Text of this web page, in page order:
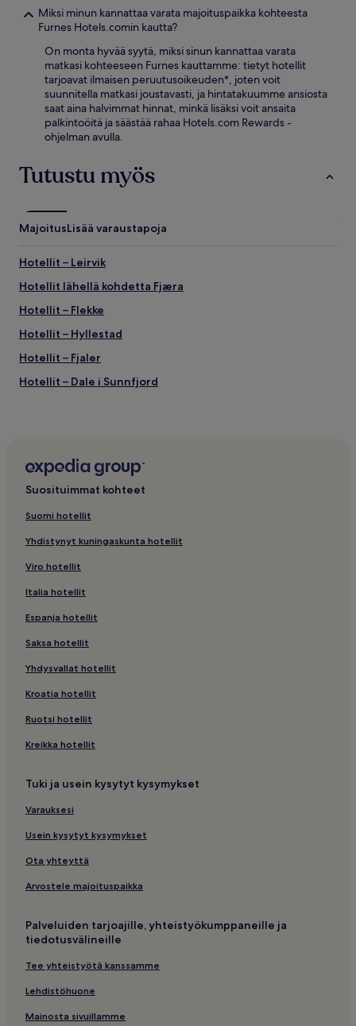
Miksi minun kannattaa varata majoituspaikka kohteesta
Furnes Hotels.comin kautta?
On monta hyvää syytä, miksi sinun kannattaa varata
matkasi kohteeseen Furnes kauttamme: tietyt hotellit
tarjoavat ilmaisen peruutusoikeuden*, joten voit
suunnitella matkasi joustavasti, ja hintatakuumme ansiosta
saat aina halvimmat hinnat, minkä lisäksi voit ansaita
palkintoöitä ja säästää rahaa Hotels.com Rewards -
ohjelman avulla.
Tutustu myös
MajoitusLisää varaustapoja
Hotellit – Leirvik
Hotellit lähellä kohdetta Fjæra
Hotellit – Flekke
Hotellit – Hyllestad
Hotellit – Fjaler
Hotellit – Dale i Sunnfjord
Suosituimmat kohteet
Suomi hotellit
Yhdistynyt kuningaskunta hotellit
Viro hotellit
Italia hotellit
Espanja hotellit
Saksa hotellit
Yhdysvallat hotellit
Kroatia hotellit
Ruotsi hotellit
Kreikka hotellit
Tuki ja usein kysytyt kysymykset
Varauksesi
Usein kysytyt kysymykset
Ota yhteyttä
Arvostele majoituspaikka
Palveluiden tarjoajille, yhteistyökumppaneille ja
tiedotusvälineille
Tee yhteistyötä kanssamme
Lehdistöhuone
Mainosta sivuillamme